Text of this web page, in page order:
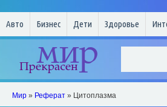
Авто Бизнес Дети Здоровье
Мир » Реферат » Цитоплазма